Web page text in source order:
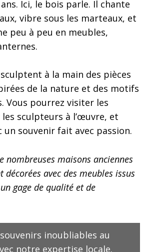
Ici, le bois parle. Il chante
vibre sous les marteaux, et
peu à peu en meubles,
à la main des pièces
de la nature et des motifs
Vous pourrez visiter les
sculpteurs à l’œuvre, et
un souvenir fait avec passion.
nombreuses maisons anciennes
décorées avec des meubles issus
gage de qualité et de
inoubliables au
notre expertise locale.